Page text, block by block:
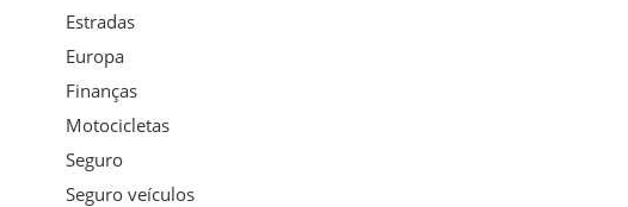
Estradas
Europa
Finanças
Motocicletas
Seguro
Seguro veículos